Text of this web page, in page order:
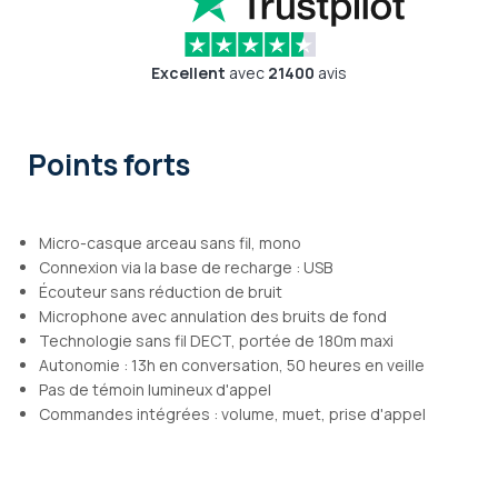
Excellent avec 21400 avis
Points forts
Micro-casque arceau sans fil, mono
Connexion via la base de recharge : USB
Écouteur sans réduction de bruit
Microphone avec annulation des bruits de fond
Technologie sans fil DECT, portée de 180m maxi
Autonomie : 13h en conversation, 50 heures en veille
Pas de témoin lumineux d'appel
Commandes intégrées : volume, muet, prise d'appel